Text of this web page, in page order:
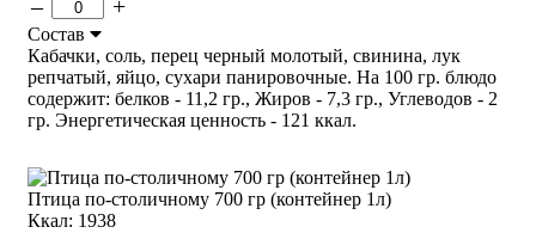
– +
Состав
Кабачки, соль, перец черный молотый, свинина, лук
репчатый, яйцо, сухари панировочные. На 100 гр. блюдо
содержит: белков - 11,2 гр., Жиров - 7,3 гр., Углеводов - 2
гр. Энергетическая ценность - 121 ккал.
Птица по-столичному 700 гр (контейнер 1л)
Ккал: 1938